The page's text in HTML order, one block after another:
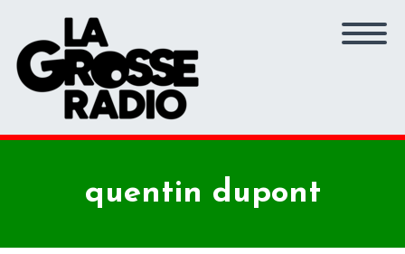
quentin dupont